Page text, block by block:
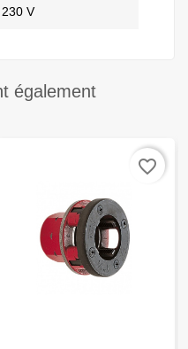
230 V
également
favorite_border